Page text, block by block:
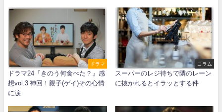
ドラマ
ドラマ24『きのう何食べた？』感
想vol.3 神回！親子(ゲイ)その心情
に涙
コラム
スーパーのレジ待ちで隣のレーン
に抜かれるとイラッとする件